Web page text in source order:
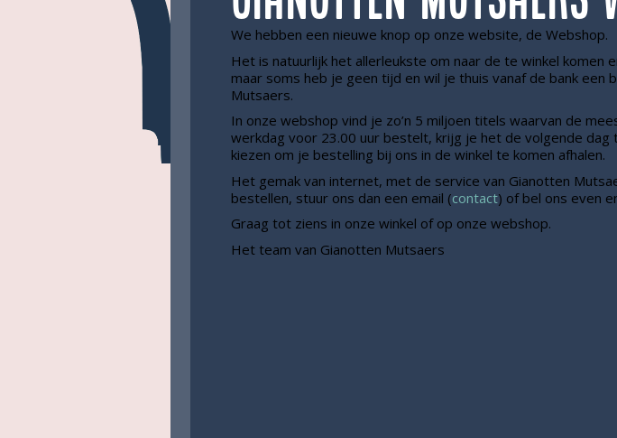
We hebben een nieuwe knop op onze website, de Webshop.
Het is natuurlijk het allerleukste om naar de te winkel komen
maar soms heb je geen tijd en wil je thuis vanaf de bank een
Mutsaers.
In onze webshop vind je zo’n 5 miljoen titels waarvan de
werkdag voor 23.00 uur bestelt, krijg je het de volgende
kiezen om je bestelling bij ons in de winkel te komen afhalen.
Het gemak van internet, met de service van Gianotten
bestellen, stuur ons dan een email (contact) of bel ons even
Graag tot ziens in onze winkel of op onze webshop.
Het team van Gianotten Mutsaers